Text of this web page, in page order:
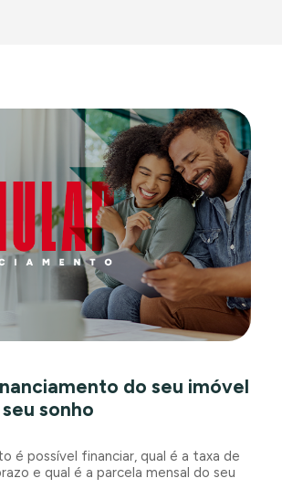
do seu imóvel
sonho
é possível financiar, qual é a taxa de
e qual é a parcela mensal do seu